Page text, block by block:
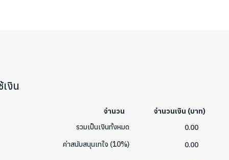
งิน
จำนวน
จำนวนเงิน (บาท)
รวมเป็นเงินทั้งหมด
0.00
ค่าสนับสนุนเทใจ (10%) 0.00